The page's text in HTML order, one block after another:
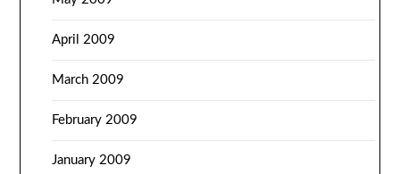
April 2009
March 2009
February 2009
January 2009